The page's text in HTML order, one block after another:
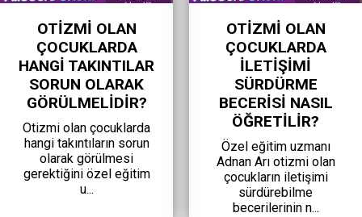
OTIZMI OLAN
ÇOCUKLARDA
HANGI TAKINTILAR
SORUN OLARAK
GÖRÜLMELIDIR?
Otizmi olan çocuklarda
hangi takıntıların sorun
olarak görülmesi
gerektiğini özel eğitim
u...
OTIZMI OLAN
ÇOCUKLARDA
ILETIŞIMI
SÜRDÜRME
BECERISI NASIL
ÖĞRETILIR?
Özel eğitim uzmanı
Adnan Arı otizmi olan
çocukların iletişimi
sürdürebilme
becerilerinin n...